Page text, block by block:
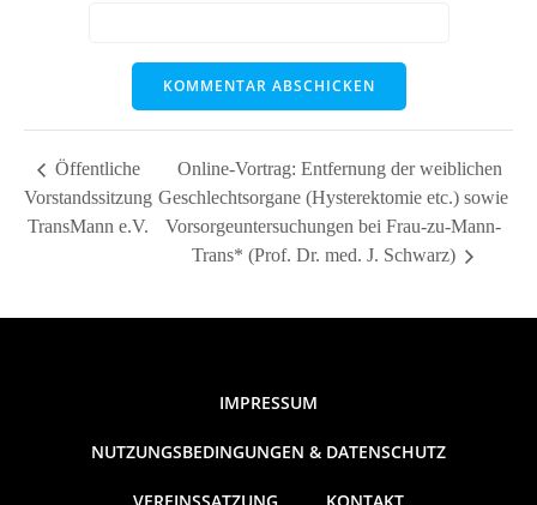
Öffentliche
Vorstandssitzung
TransMann e.V.
Online-Vortrag: Entfernung der weiblichen
Geschlechtsorgane (Hysterektomie etc.) sowie
Vorsorgeuntersuchungen bei Frau-zu-Mann-
Trans* (Prof. Dr. med. J. Schwarz)
IMPRESSUM
NUTZUNGSBEDINGUNGEN & DATENSCHUTZ